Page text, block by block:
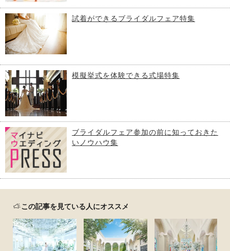
試着ができるブライダルフェア特集
模擬挙式を体験できる式場特集
ブライダルフェア参加の前に知っておきた
いノウハウ集
この記事を見ている人にオススメ